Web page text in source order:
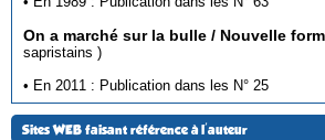
On a marché sur la bulle / Nouvelle
sapristains )
• En 2011 : Publication dans les N° 25
Sites WEB faisant référence à l'auteur